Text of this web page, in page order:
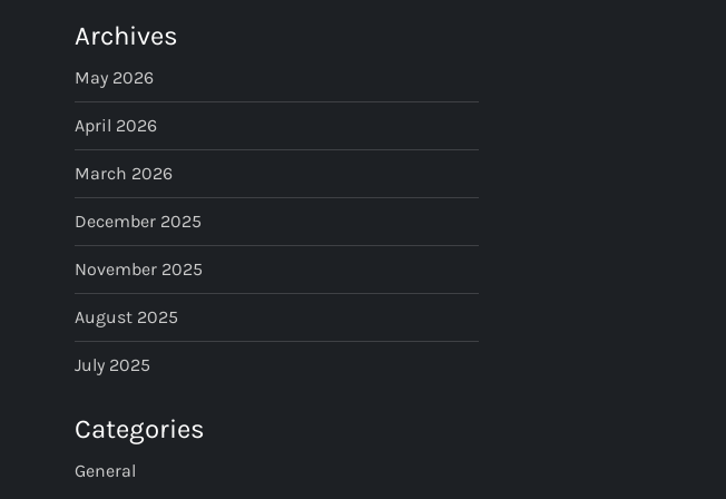
t
s
p
a
g
i
n
t
Archives
May 2026
April 2026
March 2026
December 2025
November 2025
August 2025
July 2025
Categories
General